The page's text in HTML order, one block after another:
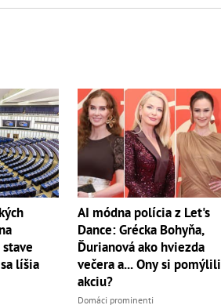
líšia
AI módna polícia z Let's
Dance: Grécka Bohyňa,
Ďurianová ako hviezda
večera a... Ony si pomýlili
akciu?
Domáci prominenti